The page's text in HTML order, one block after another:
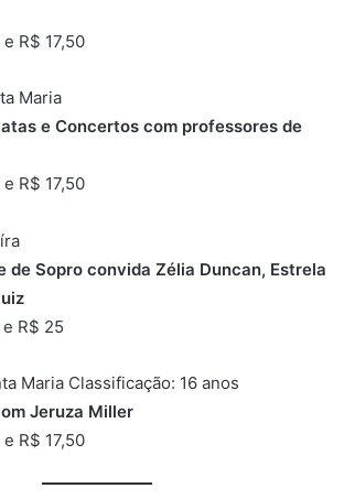
R$ 17,50
Maria
e Concertos com professores de
R$ 17,50
de Sopro convida Zélia Duncan, Estrela
R$ 25
Maria Classificação: 16 anos
Jeruza Miller
R$ 17,50